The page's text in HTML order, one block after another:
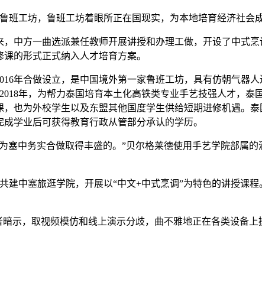
工坊，鲁班工坊着眼所正在国现实，为本地培育经济社会成
方一曲选派兼任教师开展讲授和办理工做，开设了中式烹
的形式正式纳入人才培育方案。
合做设立，是中国境外第一家鲁班工坊，具有仿朝气器
年，为帮力泰国培育本土化高铁类专业手艺技强人才，
也为外校学生以及东盟其他国度学生供给短期进修机遇。
学业后可获得教育行政从管部分承认的学历。
中务实合做取得丰盛的。”贝尔格莱德使用手艺学院部属的
中塞旅逛学院，开展以“中文+中式烹调”为特色的讲授课程
，取视频模仿和线上演示分歧，曲不雅地正在各类设备上